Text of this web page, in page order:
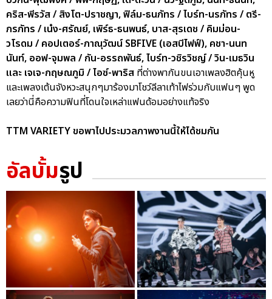
คริส-พีรวัส / สิงโต-ปราชญา, ฟิล์ม-ธนภัทร / ไบร์ท-นรภัทร / ตรี-
ภรภัทร / เน๋ง-ศรัณย์, เพิร์ธ-ธนพนธ์, บาส-สุรเดช / คิมม่อน-
วโรดม / คอปเตอร์-ภาณุวัฒน์ SBFIVE (เอสบีไฟฟ์), คชา-นนท
นันท์, ออฟ-จุมพล / กัน-อรรถพันธ์, ไบร์ท-วชิรวิชญ์ / วิน-เมธวิน
และ เจเจ-กฤษณภูมิ / ไอซ์-พาริส ที่ต่างพากันขนเอาเพลงฮิตคุ้นหู
และเพลงเต้นจังหวะสนุกๆมาร้องมาโชว์ลีลาเท้าไฟร่วมกับแฟนๆ พูด
เลยว่านี่คือความฟินที่โดนใจเหล่าแฟนด้อมอย่างแท้จริง
TTM VARIETY ขอพาไปประมวลภาพงานนี้ให้ได้ชมกัน
อัลบั้มรูป